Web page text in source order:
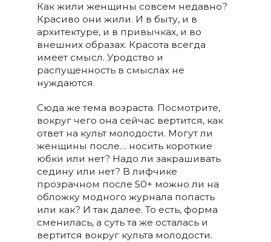
Как жили женщины совсем недавно?
Красиво они жили. И в быту, и в
архитектуре, и в привычках, и во
внешних образах. Красота всегда
имеет смысл. Уродство и
распущенность в смыслах не
нуждаются.
Сюда же тема возраста. Посмотрите,
вокруг чего она сейчас вертится, как
ответ на культ молодости. Могут ли
женщины после… носить короткие
юбки или нет? Надо ли закрашивать
седину или нет? В лифчике
прозрачном после 50+ можно ли на
обложку модного журнала попасть
или как? И так далее. То есть, форма
сменилась, а суть та же осталась и
вертится вокруг культа молодости.